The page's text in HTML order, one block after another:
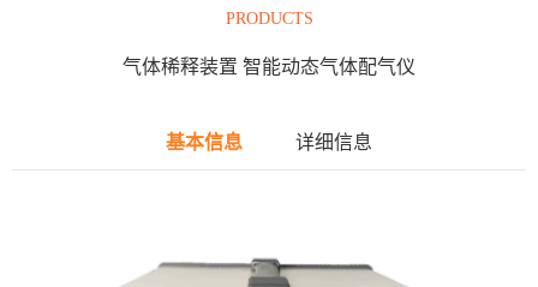
PRODUCTS
气体稀释装置 智能动态气体配气仪
基本信息 详细信息